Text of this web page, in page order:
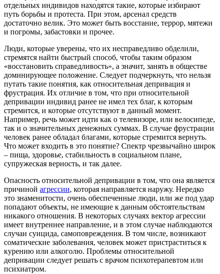
отдельных индивидов находятся такие, которые избирают
путь борьбы и протеста. При этом, арсенал средств
достаточно велик. Это может быть восстание, террор, мятежи
и погромы, забастовки и прочее.
Люди, которые уверены, что их несправедливо обделили,
стремятся найти быстрый способ, чтобы таким образом
«восстановить справедливость», а значит, занять в обществе
доминирующее положение. Следует подчеркнуть, что нельзя
путать такие понятия, как относительная депривация и
фрустрация. Их отличие в том, что при относительной
депривации индивид ранее не имел тех благ, к которым
стремится, и которые отсутствуют в данный момент.
Например, речь может идти как о телевизоре, или велосипеде,
так и о значительных денежных суммах. В случае фрустрации
человек ранее обладал благами, которые стремится вернуть.
Что может входить в это понятие? Спектр чрезвычайно широк
– пища, здоровье, стабильность в социальном плане,
супружеская верность, и так далее.
Опасность относительной депривации в том, что она является
причиной агрессии, которая направляется наружу. Нередко
это знаменитости, очень обеспеченные люди, или же под удар
попадают объекты, не имеющие к данным обстоятельствам
никакого отношения. В некоторых случаях вектор агрессии
имеет внутреннее направление, и в этом случае наблюдаются
случаи суицида, самоповреждения. В том числе, возникают
соматические заболевания, человек может пристраститься к
курению или алкоголю. Проблемы относительной
депривации следует решать с врачом психотерапевтом или
психиатром.